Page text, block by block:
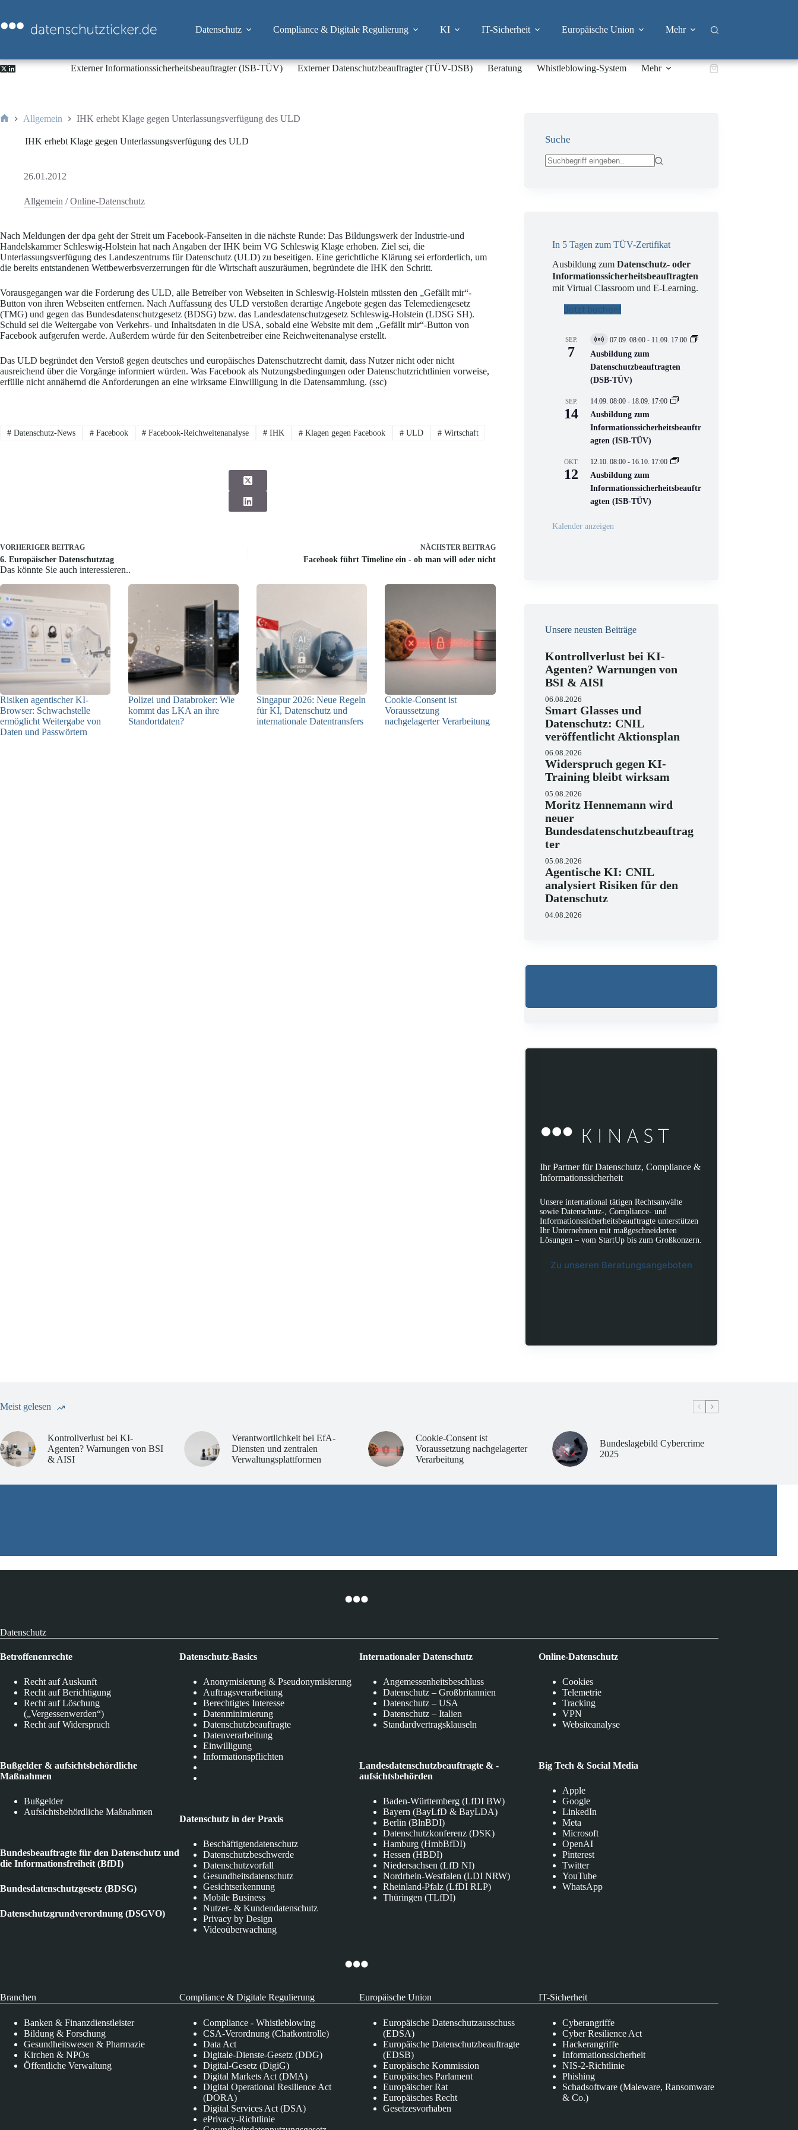
springen
Datenschutz Compliance & Digitale Regulierung KI IT-Sicherheit Europäische Union Mehr
Externer Informationssicherheitsbeauftragter (ISB-TÜV) Externer Datenschutzbeauftragter (TÜV-DSB) Beratung Whistleblowing-System Mehr Warenkorb
Allgemein IHK erhebt Klage gegen Unterlassungsverfügung des ULD
IHK erhebt Klage gegen Unterlassungsverfügung des ULD
26.01.2012
Allgemein /Online-Datenschutz
Nach Meldungen der dpa geht der Streit um Facebook-Fanseiten in die nächste Runde: Das Bildungswerk der Industrie-und
Handelskammer Schleswig-Holstein hat nach Angaben der IHK beim VG Schleswig Klage erhoben. Ziel sei, die
Unterlassungsverfügung des Landeszentrums für Datenschutz (ULD) zu beseitigen. Eine gerichtliche Klärung sei erforderlich, um
die bereits entstandenen Wettbewerbsverzerrungen für die Wirtschaft auszuräumen, begründete die IHK den Schritt.
Vorausgegangen war die Forderung des ULD, alle Betreiber von Webseiten in Schleswig-Holstein müssten den „Gefällt mir“-
Button von ihren Webseiten entfernen. Nach Auffassung des ULD verstoßen derartige Angebote gegen das Telemediengesetz
(TMG) und gegen das Bundesdatenschutzgesetz (BDSG) bzw. das Landesdatenschutzgesetz Schleswig-Holstein (LDSG SH).
Schuld sei die Weitergabe von Verkehrs- und Inhaltsdaten in die USA, sobald eine Website mit dem „Gefällt mir“-Button von
Facebook aufgerufen werde. Außerdem würde für den Seitenbetreiber eine Reichweitenanalyse erstellt.
Das ULD begründet den Verstoß gegen deutsches und europäisches Datenschutzrecht damit, dass Nutzer nicht oder nicht
ausreichend über die Vorgänge informiert würden. Was Facebook als Nutzungsbedingungen oder Datenschutzrichtlinien vorweise,
erfülle nicht annähernd die Anforderungen an eine wirksame Einwilligung in die Datensammlung. (ssc)
#Datenschutz-News #Facebook # Facebook-Reichweitenanalyse # IHK # Klagen gegen Facebook #ULD #Wirtschaft
VORHERIGER BEITRAG
6. Europäischer Datenschutztag
NÄCHSTER BEITRAG
Facebook führt Timeline ein - ob man will oder nicht
Das könnte Sie auch interessieren..
Risiken agentischer KI-
Browser: Schwachstelle
ermöglicht Weitergabe von
Daten und Passwörtern
Polizei und Databroker: Wie
kommt das LKA an ihre
Standortdaten?
Singapur 2026: Neue Regeln
für KI, Datenschutz und
internationale Datentransfers
Cookie-Consent ist
Voraussetzung
nachgelagerter Verarbeitung
Suche
In 5 Tagen zum TÜV-Zertifikat
Ausbildung zumDatenschutz- oder
Informationssicherheitsbeauftragten
mit Virtual Classroom und E-Learning.
Jetzt buchen!
SEP.
7
V
i
t
u
l
V
e
r
n
s
t
a
t
n
07.09. 08:00 - 11.09. 17:00
Ausbildung zum
Datenschutzbeauftragten
(DSB-TÜV)
SEP.
14
14.09. 08:00 - 18.09. 17:00
Ausbildung zum
Informationssicherheitsbeauftr
agten (ISB-TÜV)
OKT.
12
12.10. 08:00 - 16.10. 17:00
Ausbildung zum
Informationssicherheitsbeauftr
agten (ISB-TÜV)
Kalender anzeigen
Unsere neusten Beiträge
Kontrollverlust bei KI-
Agenten? Warnungen von
BSI & AISI
06.08.2026
Smart Glasses und
Datenschutz: CNIL
veröffentlicht Aktionsplan
06.08.2026
Widerspruch gegen KI-
Training bleibt wirksam
05.08.2026
Moritz Hennemann wird
neuer
Bundesdatenschutzbeauftrag
ter
05.08.2026
Agentische KI: CNIL
analysiert Risiken für den
Datenschutz
04.08.2026
Ihr Partner für Datenschutz, Compliance &
Informationssicherheit
Unsere international tätigen Rechtsanwälte
sowie Datenschutz-, Compliance- und
Informationssicherheitsbeauftragte unterstützen
Ihr Unternehmen mit maßgeschneiderten
Lösungen – vom StartUp bis zum Großkonzern.
Zu unseren Beratungsangeboten
Meist gelesen
Kontrollverlust bei KI-
Agenten? Warnungen von BSI
& AISI
Verantwortlichkeit bei EfA-
Diensten und zentralen
Verwaltungsplattformen
Cookie-Consent ist
Voraussetzung nachgelagerter
Verarbeitung
Bundeslagebild Cybercrime
2025
Datenschutz
Betroffenenrechte
Recht auf Auskunft
Recht auf Berichtigung
Recht auf Löschung
(„Vergessenwerden“)
Recht auf Widerspruch
Bußgelder & aufsichtsbehördliche
Maßnahmen
Bußgelder
Aufsichtsbehördliche Maßnahmen
Bundesbeauftragte für den Datenschutz und
die Informationsfreiheit (BfDI)
Bundesdatenschutzgesetz (BDSG)
Datenschutzgrundverordnung (DSGVO)
Datenschutz-Basics
Anonymisierung & Pseudonymisierung
Auftragsverarbeitung
Berechtigtes Interesse
Datenminimierung
Datenschutzbeauftragte
Datenverarbeitung
Einwilligung
Informationspflichten
Datenschutz in der Praxis
Beschäftigtendatenschutz
Datenschutzbeschwerde
Datenschutzvorfall
Gesundheitsdatenschutz
Gesichtserkennung
Mobile Business
Nutzer- & Kundendatenschutz
Privacy by Design
Videoüberwachung
Internationaler Datenschutz
Angemessenheitsbeschluss
Datenschutz – Großbritannien
Datenschutz – USA
Datenschutz – Italien
Standardvertragsklauseln
Landesdatenschutzbeauftragte & -
aufsichtsbehörden
Baden-Württemberg (LfDI BW)
Bayern (BayLfD & BayLDA)
Berlin (BlnBDI)
Datenschutzkonferenz (DSK)
Hamburg (HmbBfDI)
Hessen (HBDI)
Niedersachsen (LfD NI)
Nordrhein-Westfalen (LDI NRW)
Rheinland-Pfalz (LfDI RLP)
Thüringen (TLfDI)
Online-Datenschutz
Cookies
Telemetrie
Tracking
VPN
Websiteanalyse
Big Tech & Social Media
Apple
Google
LinkedIn
Meta
Microsoft
OpenAI
Pinterest
Twitter
YouTube
WhatsApp
Branchen
Banken & Finanzdienstleister
Bildung & Forschung
Gesundheitswesen & Pharmazie
Kirchen & NPOs
Öffentliche Verwaltung
Compliance & Digitale Regulierung
Compliance - Whistleblowing
CSA-Verordnung (Chatkontrolle)
Data Act
Digitale-Dienste-Gesetz (DDG)
Digital-Gesetz (DigiG)
Digital Markets Act (DMA)
Digital Operational Resilience Act
(DORA)
Digital Services Act (DSA)
ePrivacy-Richtlinie
Europäische Union
Europäische Datenschutzausschuss
(EDSA)
Europäische Datenschutzbeauftragte
(EDSB)
Europäische Kommission
Europäisches Parlament
Europäischer Rat
Europäisches Recht
Gesetzesvorhaben
IT-Sicherheit
Cyberangriffe
Cyber Resilience Act
Hackerangriffe
Informationssicherheit
NIS-2-Richtlinie
Phishing
Schadsoftware (Maleware, Ransomware
& Co.)